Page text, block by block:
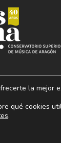
de Música de
la mejor
qué cookies
.